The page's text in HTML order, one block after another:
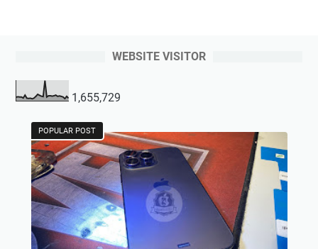
WEBSITE VISITOR
1,655,729
POPULAR POST